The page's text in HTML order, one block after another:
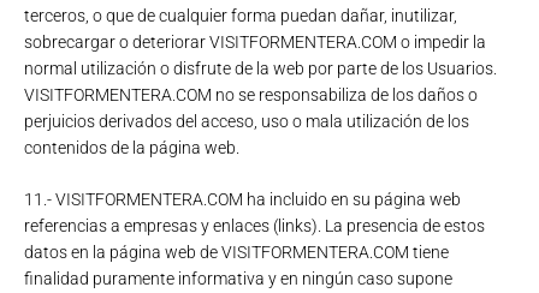
terceros, o que de cualquier forma puedan dañar, inutilizar,
sobrecargar o deteriorar VISITFORMENTERA.COM o impedir la
normal utilización o disfrute de la web por parte de los Usuarios.
VISITFORMENTERA.COM no se responsabiliza de los daños o
perjuicios derivados del acceso, uso o mala utilización de los
contenidos de la página web.
11.- VISITFORMENTERA.COM ha incluido en su página web
referencias a empresas y enlaces (links). La presencia de estos
datos en la página web de VISITFORMENTERA.COM tiene
finalidad puramente informativa y en ningún caso supone